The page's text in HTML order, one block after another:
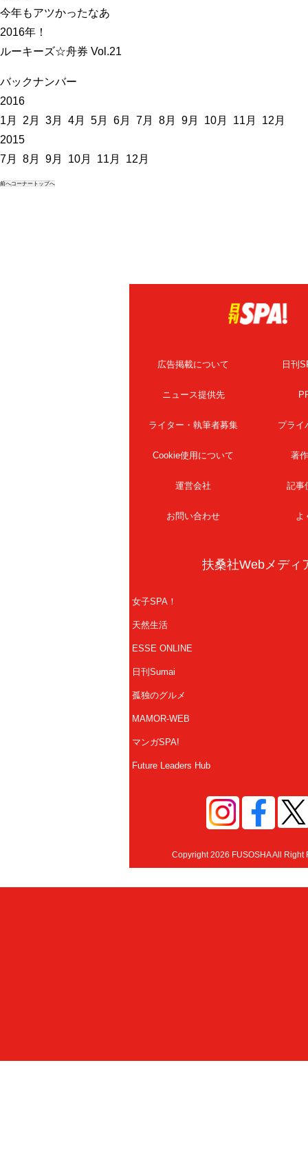
今年もアツかったなあ
2016年！
ルーキーズ☆舟券 Vol.21
バックナンバー
2016
1月
2月 3月 4月 5月 6月 7月 8月 9月 10月 11月
12月
2015
7月
8月 9月 10月 11月 12月
前へコーナートップへ
広告掲載について 日刊
ニュース提供先
ライター・執筆者募集 プライ
Cookie使用について 著
運営会社 記事
お問い合わせ よ
扶桑社Webメディ
女子SPA！
天然生活
ESSE ONLINE
日刊Sumai
孤独のグルメ
MAMOR-WEB
マンガSPA!
Future Leaders Hub
Copyright 2026 FUSOSHA All Right